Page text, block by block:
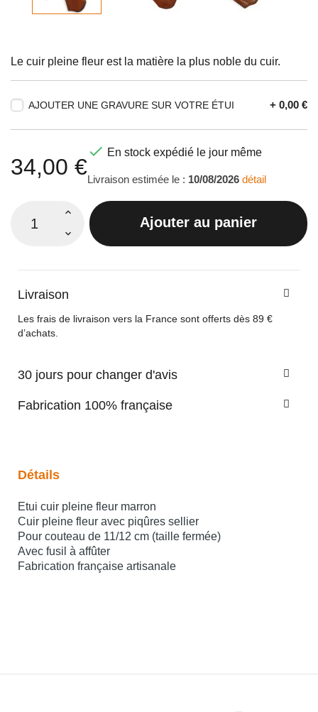
Le cuir pleine fleur est la matière la plus noble du cuir.
AJOUTER UNE GRAVURE SUR VOTRE ÉTUI + 0,00 €
34,00 €
 En stock expédié le jour même
Livraison estimée le : 10/08/2026 détail
Ajouter au panier
Livraison
Les frais de livraison vers la France sont offerts dès 89 €
d’achats.
30 jours pour changer d'avis
Fabrication 100% française
Détails
Etui cuir pleine fleur marron
Cuir pleine fleur avec piqûres sellier
Pour couteau de 11/12 cm (taille fermée)
Avec fusil à affûter
Fabrication française artisanale